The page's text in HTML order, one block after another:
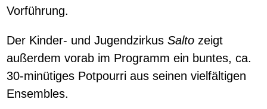
Vorführung.
Der Kinder- und JugendzirkusSalto zeigt
außerdem vorab im Programm ein buntes, ca.
30-minütiges Potpourri aus seinen vielfältigen
Ensembles.